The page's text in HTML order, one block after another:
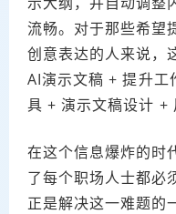
流畅。对于那些希望
创意表达的人来说，
AI演示文稿 + 提升工
具 + 演示文稿设计 +
在这个信息爆炸的时
了每个职场人士都必
正是解决这一难题的